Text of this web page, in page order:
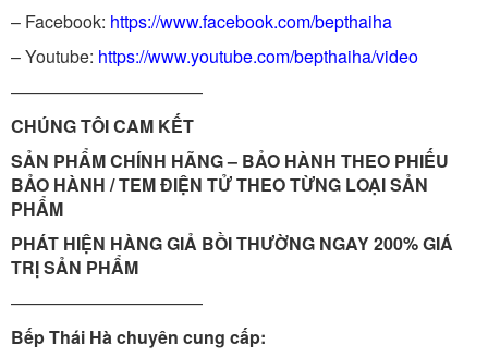
– Facebook: https://www.facebook.com/bepthaiha
– Youtube: https://www.youtube.com/bepthaiha/video
———————————
CHÚNG TÔI CAM KẾT
SẢN PHẨM CHÍNH HÃNG – BẢO HÀNH THEO PHIẾU
BẢO HÀNH / TEM ĐIỆN TỬ THEO TỪNG LOẠI SẢN
PHẨM
PHÁT HIỆN HÀNG GIẢ BỒI THƯỜNG NGAY 200% GIÁ
TRỊ SẢN PHẨM
———————————
Bếp Thái Hà chuyên cung cấp: